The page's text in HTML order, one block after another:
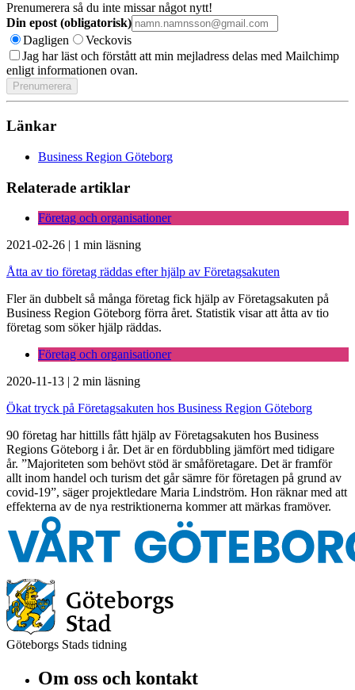
Prenumerera så du inte missar något nytt!
Din epost (obligatorisk)
Dagligen
Veckovis
Jag har läst och förstått att min mejladress delas med Mailchimp
enligt informationen ovan.
Länkar
Business Region Göteborg
Relaterade artiklar
Företag och organisationer
2021-02-26 | 1 min läsning
Åtta av tio företag räddas efter hjälp av Företagsakuten
Fler än dubbelt så många företag fick hjälp av Företagsakuten på
Business Region Göteborg förra året. Statistik visar att åtta av tio
företag som söker hjälp räddas.
Företag och organisationer
2020-11-13 | 2 min läsning
Ökat tryck på Företagsakuten hos Business Region Göteborg
90 företag har hittills fått hjälp av Företagsakuten hos Business
Regions Göteborg i år. Det är en fördubbling jämfört med tidigare
år. ”Majoriteten som behövt stöd är småföretagare. Det är framför
allt inom handel och turism det går sämre för företagen på grund av
covid-19”, säger projektledare Maria Lindström. Hon räknar med att
effekterna av de nya restriktionerna kommer att märkas framöver.
Göteborgs Stads tidning
Om oss och kontakt